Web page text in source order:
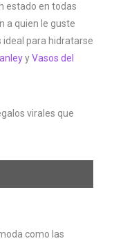
estado en todas
a quien le guste
ideal para hidratarse
yVasos del
como las